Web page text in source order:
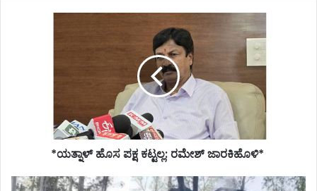
*ಯತ್ನಾಳ್ ಹೊಸ ಪಕ್ಷ ಕಟ್ಟಲ್ಲ: ರಮೇಶ್ ಜಾರಕಿಹೊಳಿ* ‌
*ಎರಡು